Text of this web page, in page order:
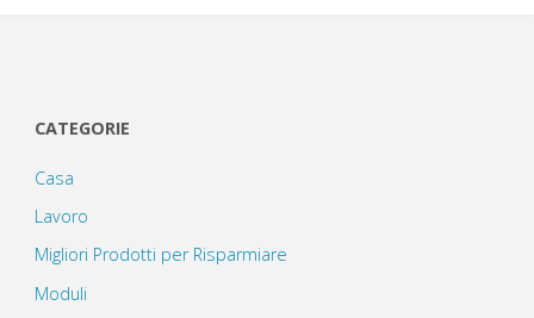
CATEGORIE
Casa
Lavoro
Migliori Prodotti per Risparmiare
Moduli